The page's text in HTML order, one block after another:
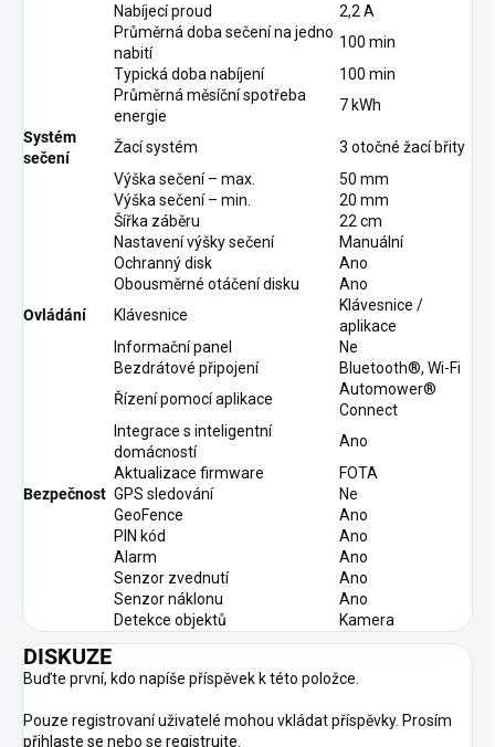
Nabíjecí proud
2,2 A
Průměrná doba sečení na jedno
nabití
100 min
Typická doba nabíjení
100 min
Průměrná měsíční spotřeba
energie
7 kWh
Systém
sečení
Žací systém
3 otočné žací břity
Výška sečení – max.
50 mm
Výška sečení – min.
20 mm
Šířka záběru
22 cm
Nastavení výšky sečení
Manuální
Ochranný disk
Ano
Obousměrné otáčení disku
Ano
Ovládání
Klávesnice
Klávesnice /
aplikace
Informační panel
Ne
Bezdrátové připojení
Bluetooth®, Wi-Fi
Řízení pomocí aplikace
Automower®
Connect
Integrace s inteligentní
domácností
Ano
Aktualizace firmware
FOTA
Bezpečnost GPS sledování
Ne
GeoFence
Ano
PIN kód
Ano
Alarm
Ano
Senzor zvednutí
Ano
Senzor náklonu
Ano
Detekce objektů
Kamera
DISKUZE
Buďte první, kdo napíše příspěvek k této položce.
Pouze registrovaní uživatelé mohou vkládat příspěvky. Prosím
přihlaste se nebo se registrujte